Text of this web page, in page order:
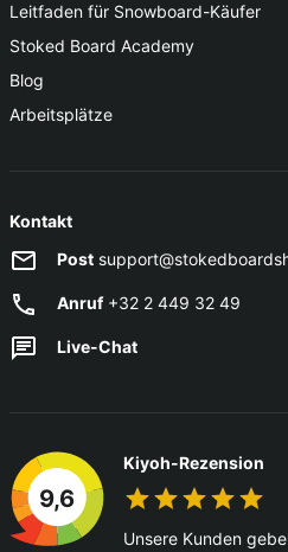
Leitfaden für Snowboard-Käufer
Stoked Board Academy
Blog
Arbeitsplätze
Kontakt
Post
Anruf+32 2 449 32 49
Live-Chat
9,6
Kiyoh-Rezension
Unsere Kunden